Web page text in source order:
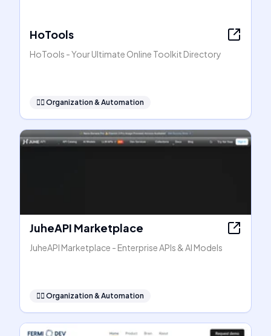
HoTools
HoTools - Your Ultimate Online Toolkit Directory
🧞‍♂️ Organization & Automation
JuheAPI Marketplace
JuheAPI Marketplace - Enterprise APIs & AI Models
🧞‍♂️ Organization & Automation